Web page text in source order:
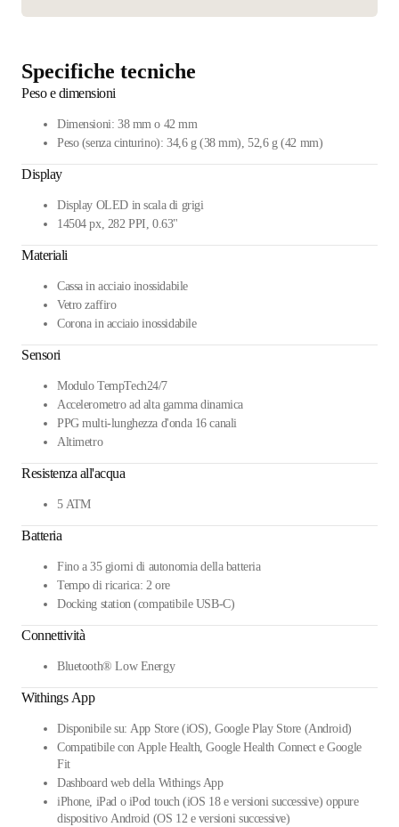
Specifiche tecniche
Peso e dimensioni
Dimensioni: 38 mm o 42 mm
Peso (senza cinturino): 34,6 g (38 mm), 52,6 g (42 mm)
Display
Display OLED in scala di grigi
14504 px, 282 PPI, 0.63"
Materiali
Cassa in acciaio inossidabile
Vetro zaffiro
Corona in acciaio inossidabile
Sensori
Modulo TempTech24/7
Accelerometro ad alta gamma dinamica
PPG multi-lunghezza d'onda 16 canali
Altimetro
Resistenza all'acqua
5 ATM
Batteria
Fino a 35 giorni di autonomia della batteria
Tempo di ricarica: 2 ore
Docking station (compatibile USB-C)
Connettività
Bluetooth® Low Energy
Withings App
Disponibile su: App Store (iOS), Google Play Store (Android)
Compatibile con Apple Health, Google Health Connect e Google
Fit
Dashboard web della Withings App
iPhone, iPad o iPod touch (iOS 18 e versioni successive) oppure
dispositivo Android (OS 12 e versioni successive)